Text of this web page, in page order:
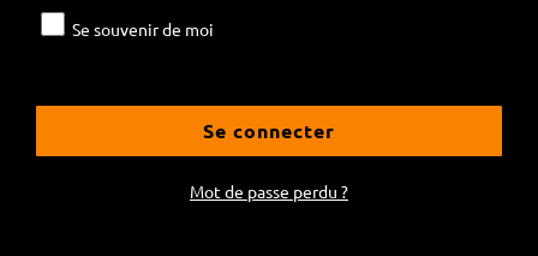
Se souvenir de moi
Se connecter
Mot de passe perdu ?